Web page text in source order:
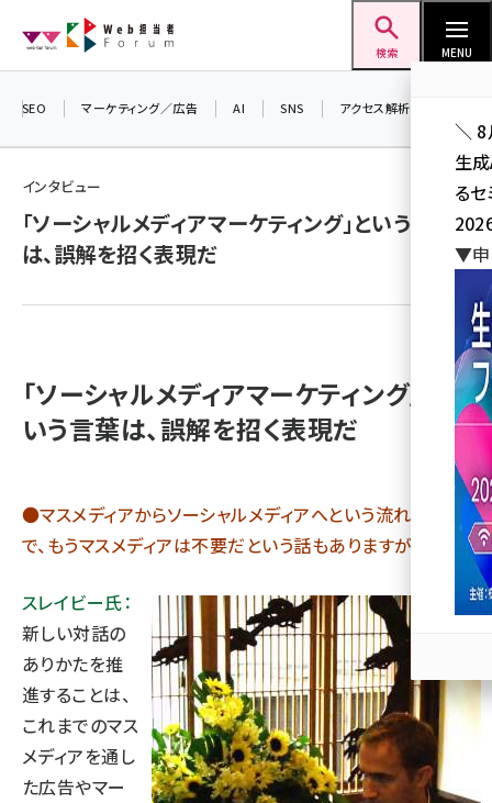
ン
検索 MENU
seo (3532)
セミナー (2310)
llmo (1167)
SEO マーケティング／広告 AI SNS アクセス解析／データ分析
インタビュー
「ソーシャルメディアマーケティング」という言葉
は、誤解を招く表現だ
「ソーシャルメディアマーケティング」と
いう言葉は、誤解を招く表現だ
●マスメディアからソーシャルメディアへという流れの中
で、もうマスメディアは不要だという話もありますが。
スレイビー氏：
新しい対話の
ありかたを推
進することは、
これまでのマス
メディアを通し
た広告やマー
＼ 8
生
る
▼申